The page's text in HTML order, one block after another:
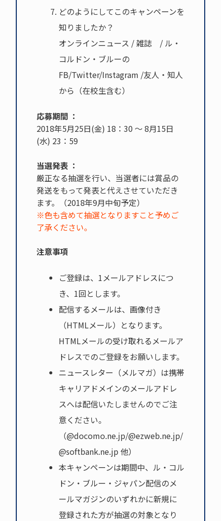
どのようにしてこのキャンペーンを
知りましたか？
オンラインニュース / 雑誌 / ル・
コルドン・ブルーの
FB/Twitter/Instagram /友人・知人
から（在校生含む）
応募期間 ：
2018年5月25日(金) 18：30 ～ 8月15日
(水) 23：59
当選発表 ：
厳正なる抽選を行い、当選者には賞品の
発送をもって発表と代えさせていただき
ます。（2018年9月中旬予定）
※色も含めて抽選となりますこと予めご
了承ください。
注意事項
ご登録は、1メールアドレスにつ
き、1回とします。
配信するメールは、画像付き
（HTMLメール）となります。
HTMLメールの受け取れるメールア
ドレスでのご登録をお願いします。
ニュースレター（メルマガ）は携帯
キャリアドメインのメールアドレ
スへは配信いたしませんのでご注
意ください。
（@docomo.ne.jp/@ezweb.ne.jp/
@softbank.ne.jp 他）
本キャンペーンは期間中、ル・コル
ドン・ブルー・ジャパン配信のメ
ールマガジンのいずれかに新規に
登録された方が抽選の対象となり